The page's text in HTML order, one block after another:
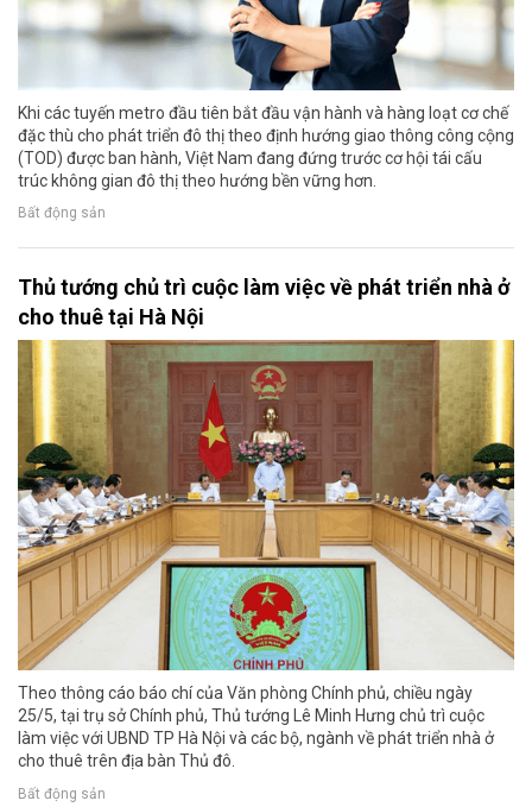
Khi các tuyến metro đầu tiên bắt đầu vận hành và hàng loạt cơ chế
đặc thù cho phát triển đô thị theo định hướng giao thông công cộng
(TOD) được ban hành, Việt Nam đang đứng trước cơ hội tái cấu
trúc không gian đô thị theo hướng bền vững hơn.
Bất động sản
Thủ tướng chủ trì cuộc làm việc về phát triển nhà ở
cho thuê tại Hà Nội
Theo thông cáo báo chí của Văn phòng Chính phủ, chiều ngày
25/5, tại trụ sở Chính phủ, Thủ tướng Lê Minh Hưng chủ trì cuộc
làm việc với UBND TP Hà Nội và các bộ, ngành về phát triển nhà ở
cho thuê trên địa bàn Thủ đô.
Bất động sản